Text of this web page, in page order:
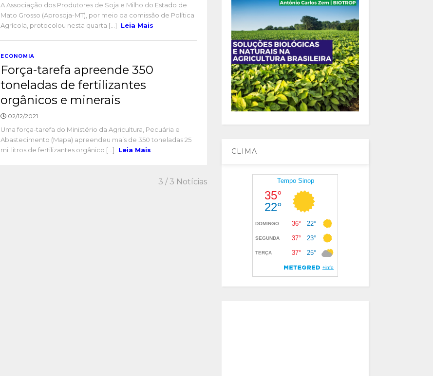
A Associação dos Produtores de Soja e Milho do Estado de
Mato Grosso (Aprosoja-MT), por meio da comissão de Política
Agrícola, protocolou nesta quarta [...]
Leia Mais
ECONOMIA
Força-tarefa apreende 350
toneladas de fertilizantes
orgânicos e minerais
02/12/2021
Uma força-tarefa do Ministério da Agricultura, Pecuária e
Abastecimento (Mapa) apreendeu mais de 350 toneladas 25
mil litros de fertilizantes orgânico [...]
Leia Mais
3 / 3 Notícias
CLIMA